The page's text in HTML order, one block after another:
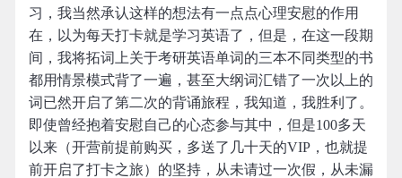
习，我当然承认这样的想法有一点点心理安慰的作用
在，以为每天打卡就是学习英语了，但是，在这一段期
间，我将拓词上关于考研英语单词的三本不同类型的书
都用情景模式背了一遍，甚至大纲词汇错了一次以上的
词已然开启了第二次的背诵旅程，我知道，我胜利了。
即使曾经抱着安慰自己的心态参与其中，但是100多天
以来（开营前提前购买，多送了几十天的VIP，也就提
前开启了打卡之旅）的坚持，从未请过一次假，从未漏